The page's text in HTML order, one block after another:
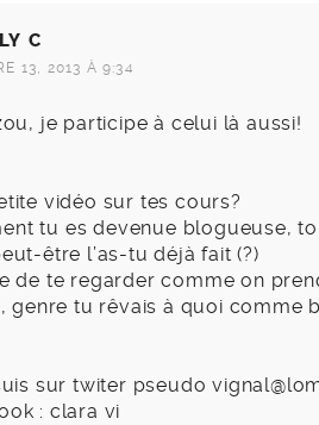
C
13, 2013 À 9:34
je participe à celui là aussi!
vidéo sur tes cours?
tu es devenue blogueuse,
être l’as-tu déjà fait (?)
de te regarder comme on
genre tu rêvais à quoi comme
sur twiter pseudo
: clara vi